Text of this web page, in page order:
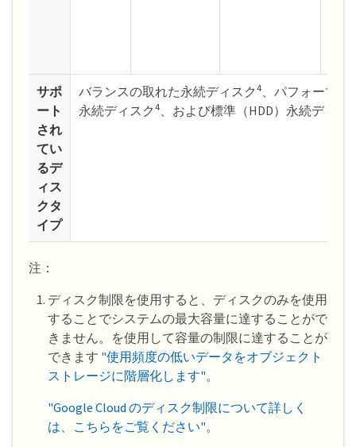
サポ
ート
され
てい
るデ
ィス
クタ
イプ
バランスの取れた永続ディスク 4
、パフォーマン
永続ディスク 4 、および標準（HDD）永続ディス
注：
ディスク制限を使用すると、ディスクのみを使用
することでシステムの最大容量に達することがで
きません。を使用して容量の制限に達することが
できます "使用頻度の低いデータをオブジェクト
ストレージに階層化します"。
"Google Cloud のディスク制限について詳しく
は、こちらをご覧ください"。